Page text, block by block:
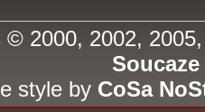
© 2000, 2002,
Soucaze
style by CoSa